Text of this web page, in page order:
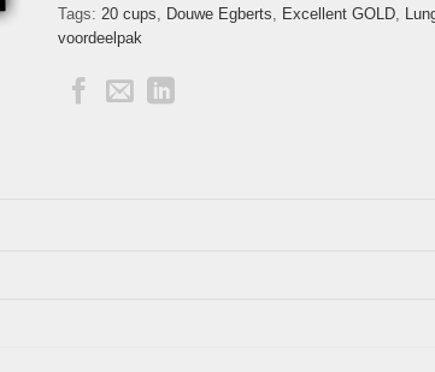
Tags: 20 cups Douwe Egberts Excellent GOLD,
voordeelpak